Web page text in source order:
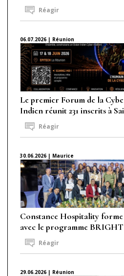
Réagir
06.07.2026 | Réunion
Le premier Forum de la
Indien réunit 231 inscrits à
Réagir
30.06.2026 | Maurice
Constance Hospitality forme
avec le programme BRIGHT
Réagir
29.06.2026 | Réunion